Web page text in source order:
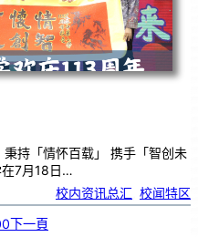
秉持「情怀百载」 携手「智创未
在7月18日…
校内资讯总汇 校闻特区
下一頁